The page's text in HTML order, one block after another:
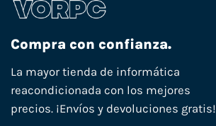
Compra con confianza.
La mayor tienda de informática
reacondicionada con los mejores
precios. ¡Envíos y devoluciones gratis!